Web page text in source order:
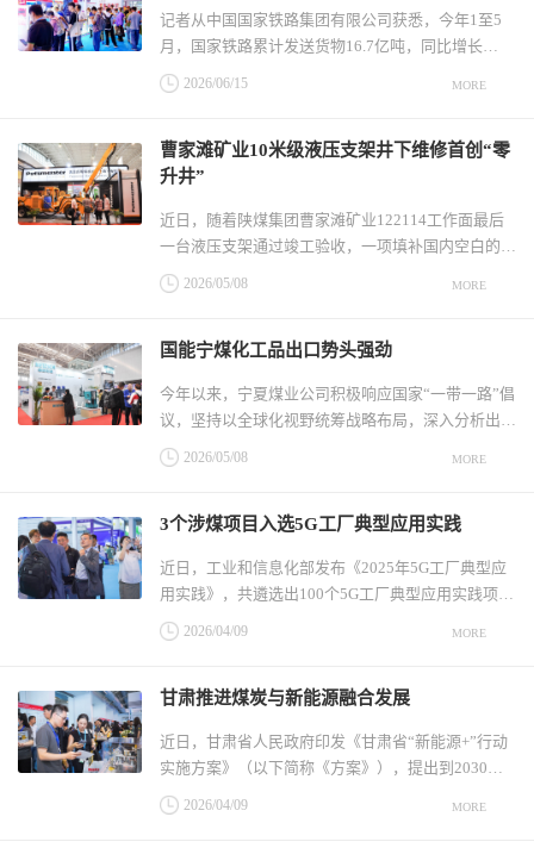
记者从中国国家铁路集团有限公司获悉，今年1至5
月，国家铁路累计发送货物16.7亿吨，同比增长
1.8%；日均装车18.63万车，同比增长2.8%，其中5
月2日装车20.24万车，创单日装车历史新高。铁路部
式联运，1至5月份国家铁路铁水联运量完成758万标
箱、同比增长11.0%，“一单制”物流
MORE
2026/06/15
曹家滩矿业10米级液压支架井下维修首创“零
升井”
近日，随着陕煤集团曹家滩矿业122114工作面最后
一台液压支架通过竣工验收，一项填补国内空白的纪
录诞生了。118台10米级液压支架井下大修全面竣
工，作为国内首创“零升井”检修模式，历时5个多月
升井检修固有模式，是践行四种经营理念的生动实
MORE
2026/05/08
国能宁煤化工品出口势头强劲
今年以来，宁夏煤业公司积极响应国家“一带一路”倡
议，坚持以全球化视野统筹战略布局，深入分析出口
政策、定价机制及内外盘价差，在巩固现有市场的基
础上，加快拓展东南亚、中亚等新兴市场，持续扩大
烃产品4.26万吨，同比增长158%，出口规模与效益
MORE
2026/05/08
3个涉煤项目入选5G工厂典型应用实践
近日，工业和信息化部发布《2025年5G工厂典型应
用实践》，共遴选出100个5G工厂典型应用实践项
目。其中，新疆哈密三塘湖能源开发建设有限责任公
司5G工厂、城山煤矿5G+智慧矿山、中安联合煤化有
三塘湖能源开发建设有限责任公司积极推进“5G+工
MORE
2026/04/09
甘肃推进煤炭与新能源融合发展
近日，甘肃省人民政府印发《甘肃省“新能源+”行动
实施方案》（以下简称《方案》），提出到2030
年，建成一批具有典型性、代表性的“新能源+”项
目，集成融合成为新能源发展的重要方式，新能源装
MORE
2026/04/09